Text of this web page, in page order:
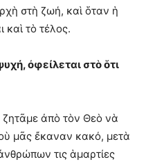
στὴ ζωή, καὶ ὅταν ἡ
καὶ τὸ τέλος.
ὀφείλεται στὸ ὅτι
ἀπὸ τὸν Θεὸ νὰ
μᾶς ἔκαναν κακό, μετὰ
τις ἁμαρτίες